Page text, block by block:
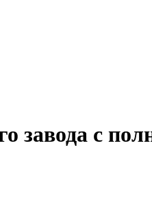
завода с